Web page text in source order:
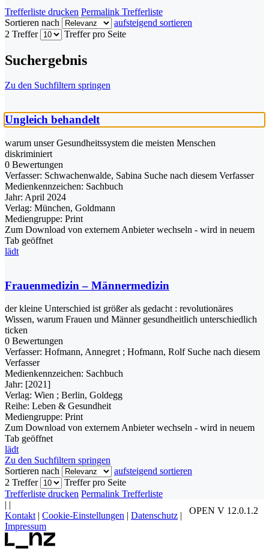
Trefferliste drucken Permalink Trefferliste
Sortieren nach
aufsteigend sortieren
2 Treffer
Treffer pro Seite
Suchergebnis
Zu den Suchfiltern springen
Ungleich behandelt
warum unser Gesundheitssystem die meisten Menschen
diskriminiert
0 Bewertungen
Verfasser: Schwachenwalde, Sabina Suche nach diesem Verfasser
Medienkennzeichen: Sachbuch
Jahr: April 2024
Verlag: München, Goldmann
Mediengruppe: Print
Zum Download von externem Anbieter wechseln - wird in neuem
Tab geöffnet
lädt
Frauenmedizin – Männermedizin
der kleine Unterschied ist größer als gedacht : revolutionäres
Wissen, warum Frauen und Männer gesundheitlich unterschiedlich
ticken
0 Bewertungen
Verfasser: Hofmann, Annegret ; Hofmann, Rolf Suche nach diesem
Verfasser
Medienkennzeichen: Sachbuch
Jahr: [2021]
Verlag: Wien ; Berlin, Goldegg
Reihe: Leben & Gesundheit
Mediengruppe: Print
Zum Download von externem Anbieter wechseln - wird in neuem
Tab geöffnet
lädt
Zu den Suchfiltern springen
Sortieren nach
aufsteigend sortieren
2 Treffer
Treffer pro Seite
Trefferliste drucken Permalink Trefferliste
OPEN V 12.0.1.2
| |
Kontakt | Cookie-Einstellungen | Datenschutz |
Impressum